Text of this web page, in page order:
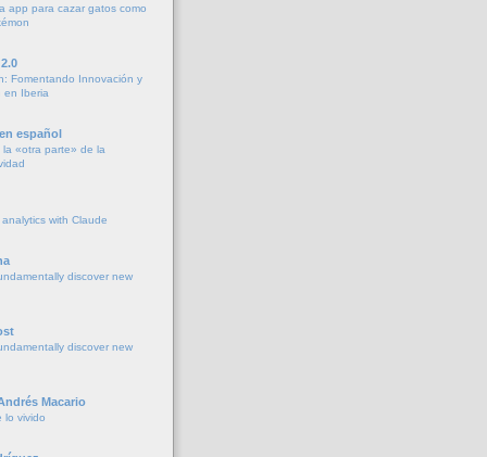
app para cazar gatos como
Fomentando Innovación y
en Iberia
español
«otra parte» de la
with Claude
discover new
discover new
Macario
lo vivido